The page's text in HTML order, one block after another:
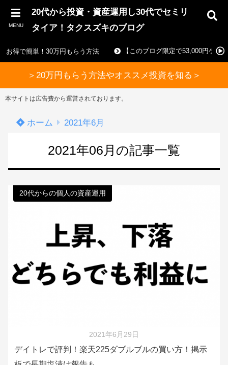
MENU
20代から投資・資産運用し30代でセミリ
タイア！タクスズキのブログ
お得で簡単！30万円もらう方法 【このブログ限定で53,000円ゲッ
＞20万円もらう方法やオススメ投資を知る＞
本サイトは広告費から運営されております。
ホーム 2021年6月
2021年06月の記事一覧
20代からの個人の資産運用
2021年6月29日
デイトレで評判！楽天225ダブルブルの買い方！掲示